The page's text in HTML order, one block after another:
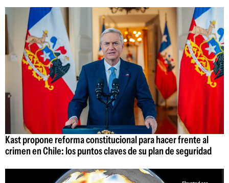
Kast propone reforma constitucional para hacer frente al
crimen en Chile: los puntos claves de su plan de seguridad